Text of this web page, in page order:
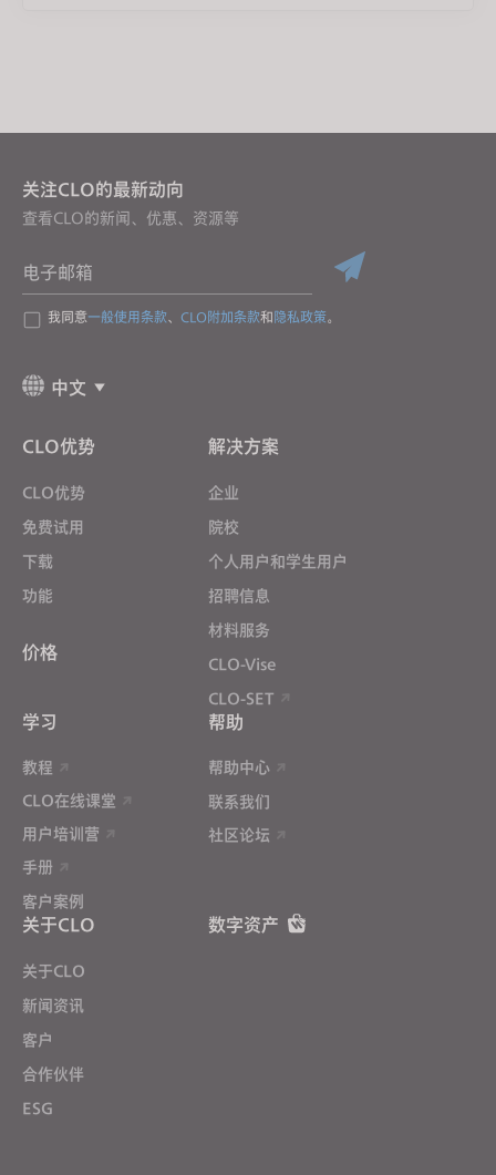
关注CLO的最新动向
查看CLO的新闻、优惠、资源等
电子邮箱
我同意一般使用条款、 CLO附加条款和 隐私政策。
中文
CLO优势
CLO优势
免费试用
下载
功能
价格
解决方案
企业
院校
个人用户和学生用户
招聘信息
材料服务
CLO-Vise
CLO-SET
学习
教程
CLO在线课堂
用户培训营
手册
客户案例
帮助
帮助中心
联系我们
社区论坛
关于CLO
关于CLO
新闻资讯
客户
合作伙伴
ESG
数字资产